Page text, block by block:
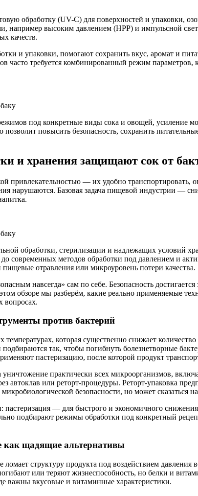
обработку (UV-C) для поверхностей и упаковки,
например высоким давлением (HPP) и импульсной
качеств.
и упаковки, помогают сохранить вкус, аромат и
требуется комбинированный режим параметров,
под конкретные виды сока и овощей, усиление
повысить безопасность, сохранить
и хранения защищают сок от
привлекательностью — их удобно
нарушаются. Базовая задача пищевой индустрии —
обработки, стерилизации и надлежащих условий
современных методов обработки под давлением и
отравления или микроуровень потери качества.
навсегда» сам по себе. Безопасность
обзоре мы разберём, какие реально применяемые
вопросах.
против бактерий
которая существенно снижает
подбираются так, чтобы погибнуть болезнетворные
пастеризацию, после которой продукт
практически всех микроорганизмов,
автоклав или реторт-процедуры. Реторт-упаковка
безопасности, но может сказаться
— для быстрого и экономичного снижения
подбирают режимы обработки под конкретный
как щадящие альтернативы
структуру продукта под воздействием
или теряют жизнеспособность, но белки и
важны вкусовые и витаминные характеристики.